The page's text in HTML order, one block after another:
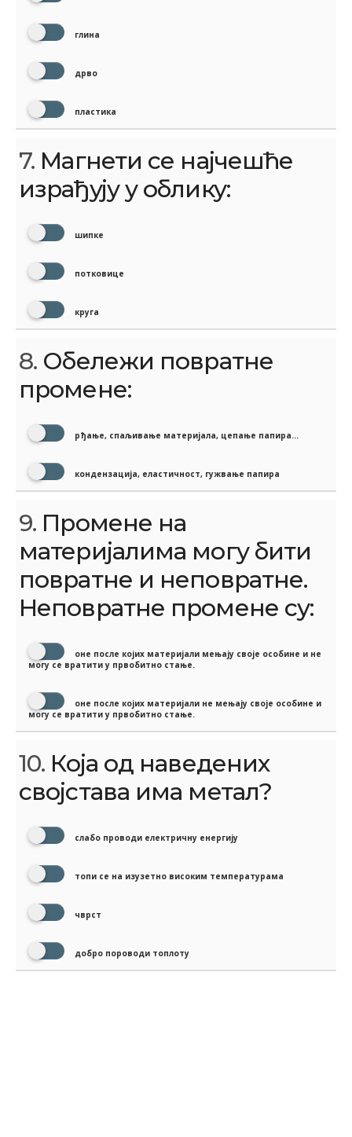
глина
дрво
пластика
7. Магнети се најчешће
израђују у облику:
шипке
потковице
круга
8. Обележи повратне
промене:
рђање, спаљивање материјала, цепање папира...
кондензација, еластичност, гужвање папира
9. Промене на
материјалима могу бити
повратне и неповратне.
Неповратне промене су:
оне после којих материјали мењају своје особине и не
могу се вратити у првобитно стање.
оне после којих материјали не мењају своје особине и
могу се вратити у првобитно стање.
10. Која од наведених
својстава има метал?
слабо проводи електричну енергију
топи се на изузетно високим температурама
чврст
добро пороводи топлоту